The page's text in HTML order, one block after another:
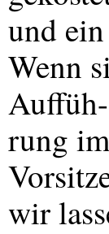
und
Wenn
Auffüh-
rung
wir